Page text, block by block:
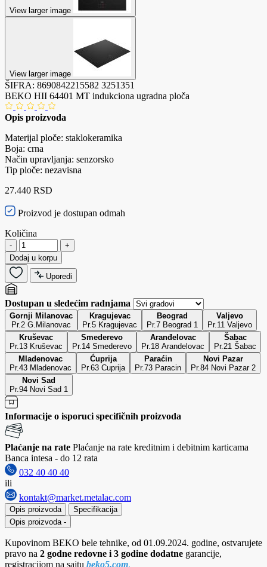
View larger image
View larger image
ŠIFRA: 8690842215582 3251351
BEKO HII 64401 MT indukciona ugradna ploča
Opis proizvoda
Materijal ploče: staklokeramika
Boja: crna
Način upravljanja: senzorsko
Tip ploče: nezavisna
27.440 RSD
Proizvod je dostupan odmah
Količina
-
+
Dodaj u korpu
Uporedi
Dostupan u sledećim radnjama
Gornji Milanovac
Pr.2 G.Milanovac
Kragujevac
Pr.5 Kragujevac
Beograd
Pr.7 Beograd 1
Valjevo
Pr.11 Valjevo
Kruševac
Pr.13 Kruševac
Smederevo
Pr.14 Smederevo
Aranđelovac
Pr.18 Arandelovac
Šabac
Pr.21 Šabac
Mladenovac
Pr.43 Mladenovac
Ćuprija
Pr.63 Cuprija
Paraćin
Pr.73 Paracin
Novi Pazar
Pr.84 Novi Pazar 2
Novi Sad
Pr.94 Novi Sad 1
Informacije o isporuci specifičnih proizvoda
Plaćanje na rate Plaćanje na rate kreditnim i debitnim karticama
Banca intesa - do 12 rata
032 40 40 40
ili
kontakt@market.metalac.com
Opis proizvoda
Specifikacija
Opis proizvoda -
Kupovinom BEKO bele tehnike, od 01.09.2024. godine, ostvarujete
pravo na 2 godne redovne i 3 godine dodatne garancije,
registracijom na sajtu beko5.com.